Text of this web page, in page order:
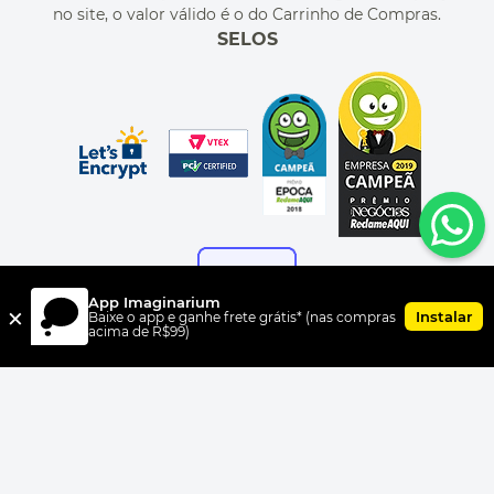
no site, o valor válido é o do Carrinho de Compras.
SELOS
FORMAS DE PAGAMENTO
× App Imaginarium
Baixe o app e ganhe frete grátis* (nas compras
acima de R$99)
Instalar